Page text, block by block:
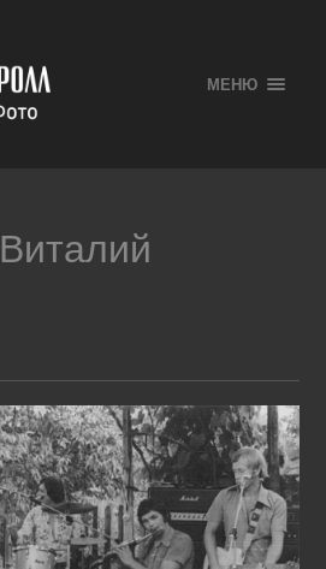
МЕНЮ
Виталий